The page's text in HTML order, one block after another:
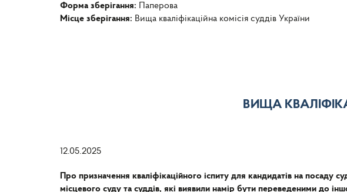
Форма зберігання:
Паперова
Місце зберігання: Вища кваліфікаційна комісія суддів України
ВИЩА
12.05.2025
Про призначення кваліфікаційного іспиту для кандидатів на посаду
місцевого суду та суддів, які виявили намір бути переведеними до